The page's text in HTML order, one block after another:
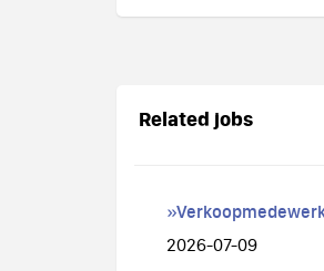
Related jobs
2026-07-09